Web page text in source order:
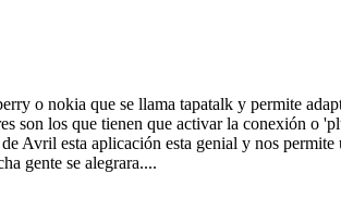
o nokia que se llama tapatalk y permite
son los que tienen que activar la conexión o
Avril esta aplicación esta genial y nos
gente se alegrara....